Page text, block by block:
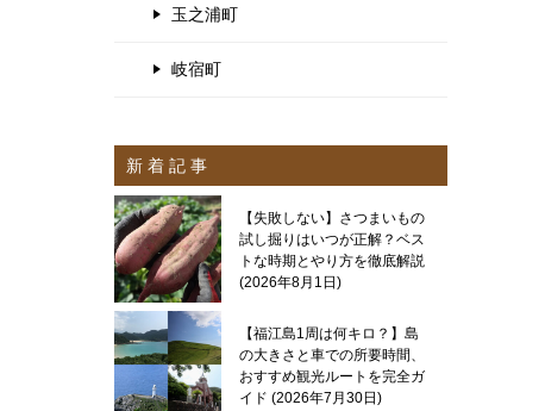
玉之浦町
岐宿町
新 着 記 事
【失敗しない】さつまいもの
試し掘りはいつが正解？ベス
トな時期とやり方を徹底解説
2026年8月1日
【福江島1周は何キロ？】島
の大きさと車での所要時間、
おすすめ観光ルートを完全ガ
イド 2026年7月30日